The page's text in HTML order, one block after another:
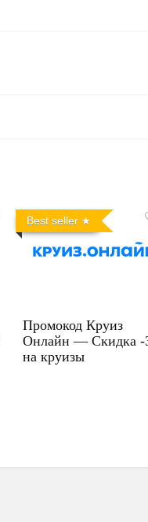
Best seller
Промокод Круиз
Онлайн — Скидка -
на круизы